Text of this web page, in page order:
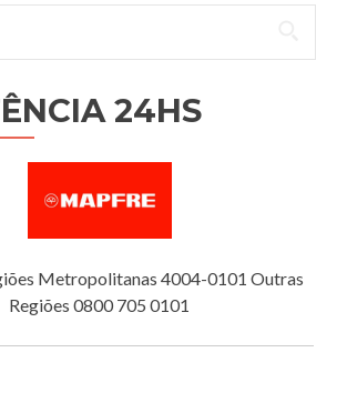
24HS
Metropolitanas 4004-0101 Outras
Regiões 0800 705 0101